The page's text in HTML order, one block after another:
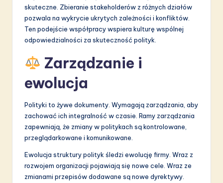
skuteczne. Zbieranie stakeholderów z różnych działów
pozwala na wykrycie ukrytych zależności i konfliktów.
Ten podejście współpracy wspiera kulturę wspólnej
odpowiedzialności za skuteczność polityk.
Zarządzanie i
ewolucja
Polityki to żywe dokumenty. Wymagają zarządzania, aby
zachować ich integralność w czasie. Ramy zarządzania
zapewniają, że zmiany w politykach są kontrolowane,
przeglądarkowane i komunikowane.
Ewolucja struktury polityk śledzi ewolucję firmy. Wraz z
rozwojem organizacji pojawiają się nowe cele. Wraz ze
zmianami przepisów dodawane są nowe dyrektywy.